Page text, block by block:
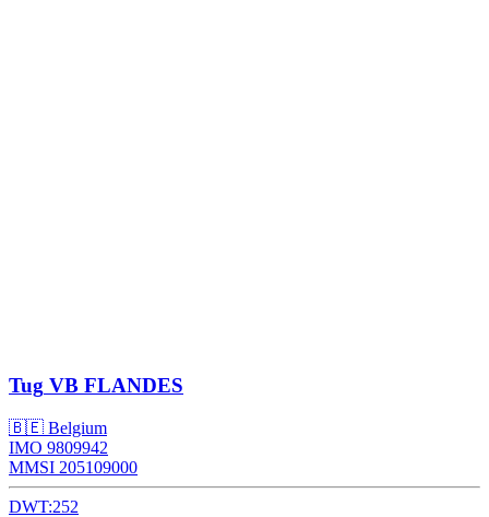
Tug VB FLANDES
🇧🇪 Belgium
IMO 9809942
MMSI 205109000
DWT:252